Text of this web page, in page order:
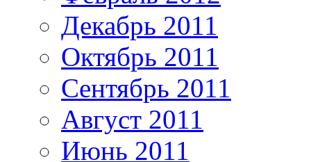
Декабрь 2011
Октябрь 2011
Сентябрь 2011
Август 2011
Июнь 2011